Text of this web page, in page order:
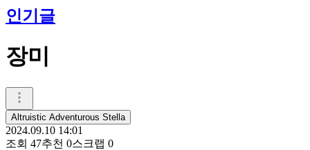
인기글
장미
Altruistic Adventurous Stella
2024.09.10 14:01
조회 47추천 0스크랩 0